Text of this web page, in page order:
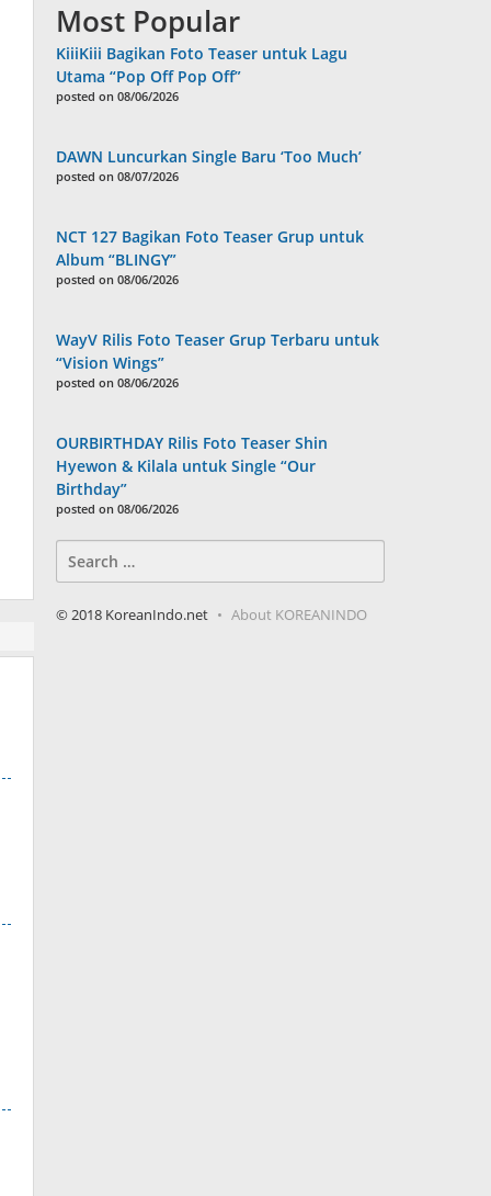
Most Popular
KiiiKiii Bagikan Foto Teaser untuk Lagu
Utama “Pop Off Pop Off”
posted on 08/06/2026
DAWN Luncurkan Single Baru ‘Too Much’
posted on 08/07/2026
NCT 127 Bagikan Foto Teaser Grup untuk
Album “BLINGY”
posted on 08/06/2026
WayV Rilis Foto Teaser Grup Terbaru untuk
“Vision Wings”
posted on 08/06/2026
OURBIRTHDAY Rilis Foto Teaser Shin
Hyewon & Kilala untuk Single “Our
Birthday”
posted on 08/06/2026
for:
© 2018 KoreanIndo.net About KOREANINDO